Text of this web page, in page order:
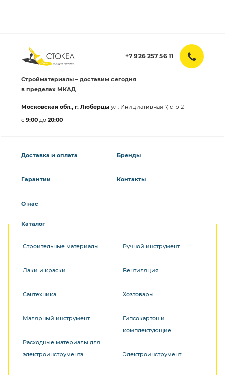
+7 926 257 56 11
Стройматериалы – доставим сегодня
в пределах МКАД
Московская обл., г. Люберцы ул. Инициативная 7, стр 2
с 9:00 до 20:00
Доставка и оплата
Гарантии
О нас
Бренды
Контакты
Каталог
Строительные материалы
Лаки и краски
Сантехника
Малярный инструмент
Расходные материалы для
электроинструмента
Ручной инструмент
Вентиляция
Хозтовары
Гипсокартон и
комплектующие
Электроинструмент